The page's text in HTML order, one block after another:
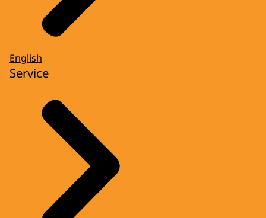
English
Service